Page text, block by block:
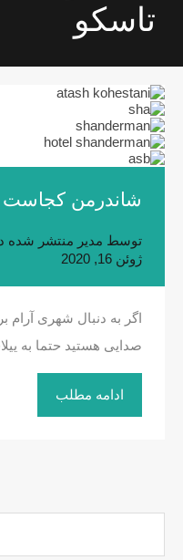
تاسکو
شاندرمن کجاست
توسط مدیر منتشر شده
ژوئن 16, 2020
اگر به دنبال شهری آرام
صدایی هستید حتما به
ادامه مطلب